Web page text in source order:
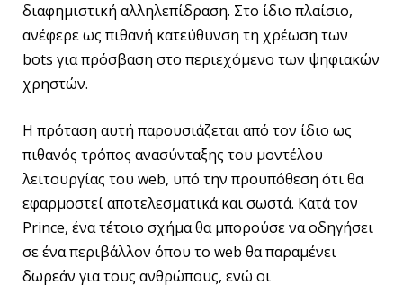
διαφημιστική αλληλεπίδραση. Στο ίδιο πλαίσιο,
ανέφερε ως πιθανή κατεύθυνση τη χρέωση των
bots για πρόσβαση στο περιεχόμενο των ψηφιακών
χρηστών.
Η πρόταση αυτή παρουσιάζεται από τον ίδιο ως
πιθανός τρόπος ανασύνταξης του μοντέλου
λειτουργίας του web, υπό την προϋπόθεση ότι θα
εφαρμοστεί αποτελεσματικά και σωστά. Κατά τον
Prince, ένα τέτοιο σχήμα θα μπορούσε να οδηγήσει
σε ένα περιβάλλον όπου το web θα παραμένει
δωρεάν για τους ανθρώπους, ενώ οι